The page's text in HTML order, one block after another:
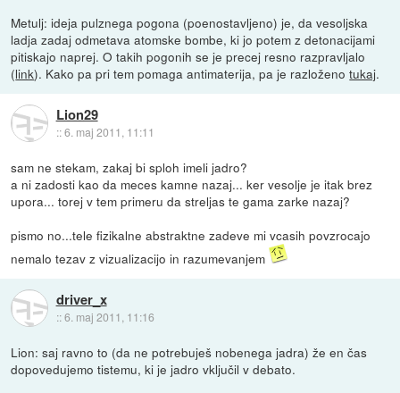
Metulj: ideja pulznega pogona (poenostavljeno) je, da vesoljska
ladja zadaj odmetava atomske bombe, ki jo potem z detonacijami
pitiskajo naprej. O takih pogonih se je precej resno razpravljalo
(link). Kako pa pri tem pomaga antimaterija, pa je razloženotukaj.
Lion29
::6. maj 2011, 11:11
sam ne stekam, zakaj bi sploh imeli jadro?
a ni zadosti kao da meces kamne nazaj... ker vesolje je itak brez
upora... torej v tem primeru da streljas te gama zarke nazaj?
pismo no...tele fizikalne abstraktne zadeve mi vcasih povzrocajo
nemalo tezav z vizualizacijo in razumevanjem
driver_x
::6. maj 2011, 11:16
Lion: saj ravno to (da ne potrebuješ nobenega jadra) že en čas
dopovedujemo tistemu, ki je jadro vključil v debato.